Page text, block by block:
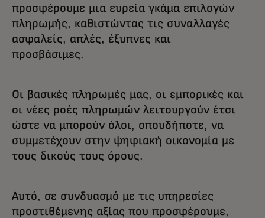
προσφέρουμε μια ευρεία γκάμα επιλογών
πληρωμής, καθιστώντας τις συναλλαγές
ασφαλείς, απλές, έξυπνες και
προσβάσιμες.
Οι βασικές πληρωμές μας, οι εμπορικές και
οι νέες ροές πληρωμών λειτουργούν έτσι
ώστε να μπορούν όλοι, οπουδήποτε, να
συμμετέχουν στην ψηφιακή οικονομία με
τους δικούς τους όρους.
Αυτό, σε συνδυασμό με τις υπηρεσίες
προστιθέμενης αξίας που προσφέρουμε,